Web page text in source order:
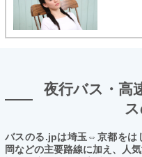
夜行バス・高
バスのる.jpは埼玉⇔京都をは
岡などの主要路線に加え、人